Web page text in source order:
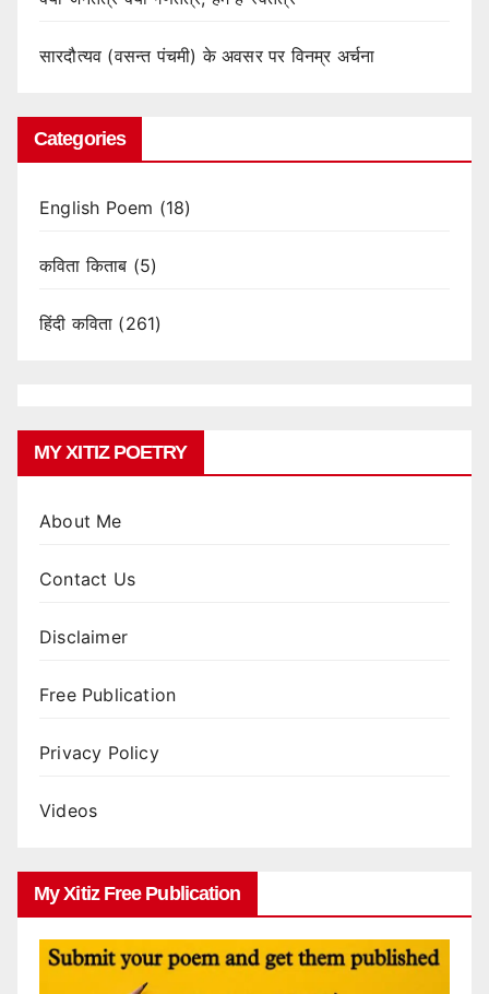
सारदौत्यव (वसन्त पंचमी) के अवसर पर विनम्र अर्चना
Categories
English Poem (18)
कविता किताब (5)
हिंदी कविता (261)
MY XITIZ POETRY
About Me
Contact Us
Disclaimer
Free Publication
Privacy Policy
Videos
My Xitiz Free Publication